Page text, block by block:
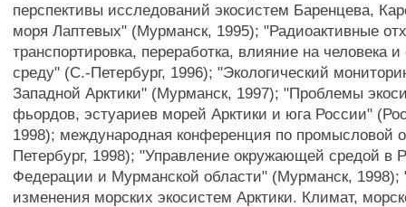
перспективы исследований экосистем Баренцева,
моря Лаптевых" (Мурманск, 1995); "Радиоактивные
транспортировка, переработка, влияние на человека
среду" (С.-Петербург, 1996); "Экологический
Западной Арктики" (Мурманск, 1997); "Проблемы
фьордов, эстуариев морей Арктики и юга России"
1998); международная конференция по промысловой
Петербург, 1998); "Управление окружающей средой в
Федерации и Мурманской области" (Мурманск, 1998);
изменения морских экосистем Арктики. Климат,